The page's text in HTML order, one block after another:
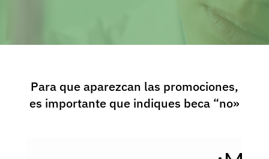
Para que aparezcan las promociones,
es importante que indiques beca “no»